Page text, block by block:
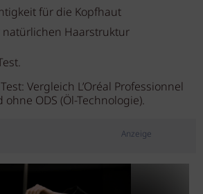
für die Kopfhaut
natürlichen Haarstruktur
Vergleich L’Oréal Professionnel
ODS (Öl-Technologie).
Anzeige